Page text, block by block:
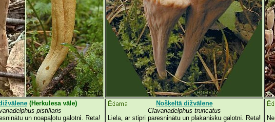
(Herkulesa vāle)
pistillaris
un noapaļotu galotni. Reta!
Nošķeltā dižvālene
Clavariadelphus truncatus
Liela, ar stipri paresninātu un plakanisku galotni. Reta!